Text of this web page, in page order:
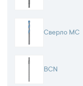
Сверло MC
BCN